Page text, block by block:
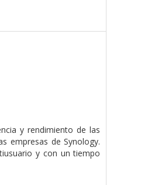
y rendimiento de las
empresas de Synology.
y con un tiempo